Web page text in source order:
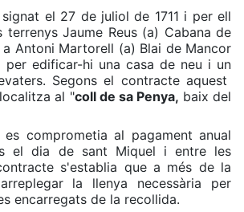
el 27 de juliol de 1711 i per ell
Jaume Reus (a) Cabana de
Antoni Martorell (a) Blai de Mancor
edificar-hi una casa de neu i un
Segons el contracte aquest
al "coll de sa Penya, baix del
comprometia al pagament anual
el dia de sant Miquel i entre les
s'establia que a més de la
la llenya necessària per
encarregats de la recollida.